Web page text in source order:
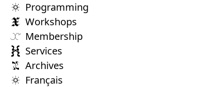
Programming
Workshops
Membership
Services
Archives
Français